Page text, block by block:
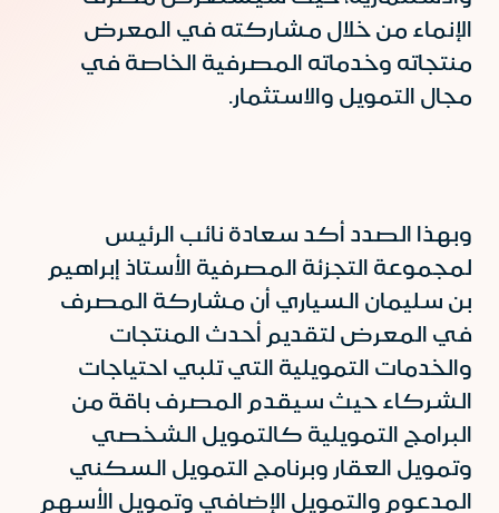
الإنماء من خلال مشاركته في المعرض
منتجاته وخدماته المصرفية الخاصة في
مجال التمويل والاستثمار.
وبهذا الصدد أكد سعادة نائب الرئيس
لمجموعة التجزئة المصرفية الأستاذ إبراهيم
بن سليمان السياري أن مشاركة المصرف
في المعرض لتقديم أحدث المنتجات
والخدمات التمويلية التي تلبي احتياجات
الشركاء حيث سيقدم المصرف باقة من
البرامج التمويلية كالتمويل الشخصي
وتمويل العقار وبرنامج التمويل السكني
المدعوم والتمويل الإضافي وتمويل الأسهم